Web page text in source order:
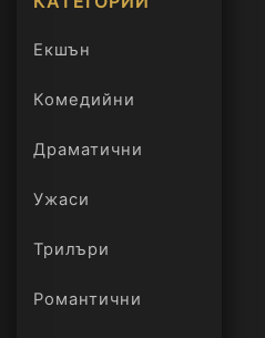
Екшън
Комедийни
Драматични
Ужаси
Трилъри
онлайн
Романтични